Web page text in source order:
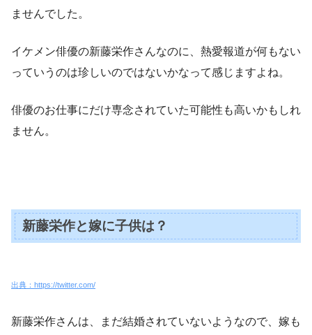
ませんでした。
イケメン俳優の新藤栄作さんなのに、熱愛報道が何もない
っていうのは珍しいのではないかなって感じますよね。
俳優のお仕事にだけ専念されていた可能性も高いかもしれ
ません。
新藤栄作と嫁に子供は？
出典：https://twitter.com/
新藤栄作さんは、まだ結婚されていないようなので、嫁も